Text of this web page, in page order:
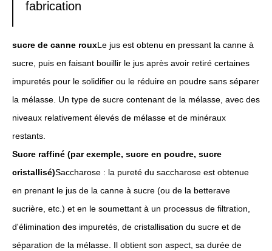
fabrication
sucre de canne rouxLe jus est obtenu en pressant la canne à
sucre, puis en faisant bouillir le jus après avoir retiré certaines
impuretés pour le solidifier ou le réduire en poudre sans séparer
la mélasse. Un type de sucre contenant de la mélasse, avec des
niveaux relativement élevés de mélasse et de minéraux
restants.
Sucre raffiné (par exemple, sucre en poudre, sucre
cristallisé)Saccharose : la pureté du saccharose est obtenue
en prenant le jus de la canne à sucre (ou de la betterave
sucrière, etc.) et en le soumettant à un processus de filtration,
d'élimination des impuretés, de cristallisation du sucre et de
séparation de la mélasse. Il obtient son aspect, sa durée de